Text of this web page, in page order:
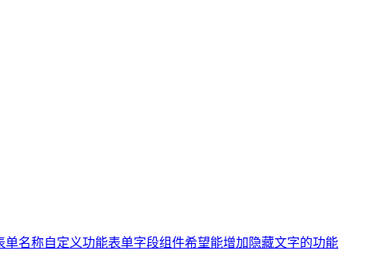
单名称自定义功能表单字段组件希望能增加隐藏文字的功能